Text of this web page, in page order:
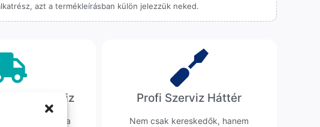
azt a termékleírásban külön jelezzük neked.
& Szerviz
mi megyünk a
Profi Szerviz Háttér
Nem csak kereskedők, hanem